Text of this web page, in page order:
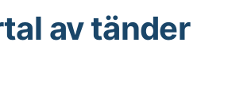
av tänder